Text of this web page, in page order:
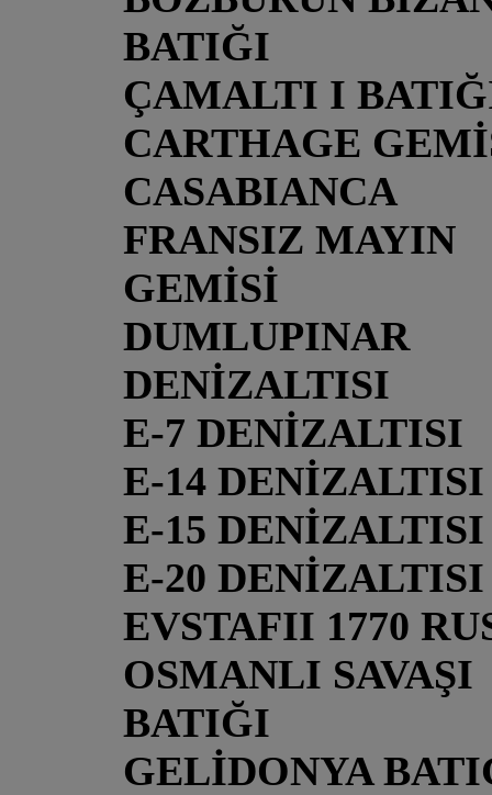
BATIĞI
ÇAMALTI I
CARTHAGE
CASABIANCA
FRANSIZ MAYIN
GEMİSİ
DUMLUPINAR
DENİZALTISI
E-7 DENİZALTISI
E-14 DENİZALTISI
E-15 DENİZALTISI
E-20 DENİZALTISI
EVSTAFII 1770
OSMANLI SAVAŞI
BATIĞI
GELİDONYA